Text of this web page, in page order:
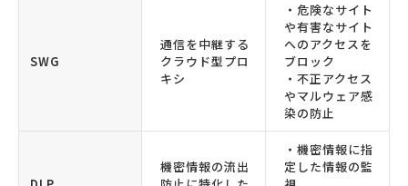
SWG
通信を中継する
クラウド型プロ
キシ
・危険なサイト
や有害なサイト
へのアクセスを
ブロック
・不正アクセス
やマルウェア感
染の防止
機密情報の流出
・機密情報に指
定した情報の監